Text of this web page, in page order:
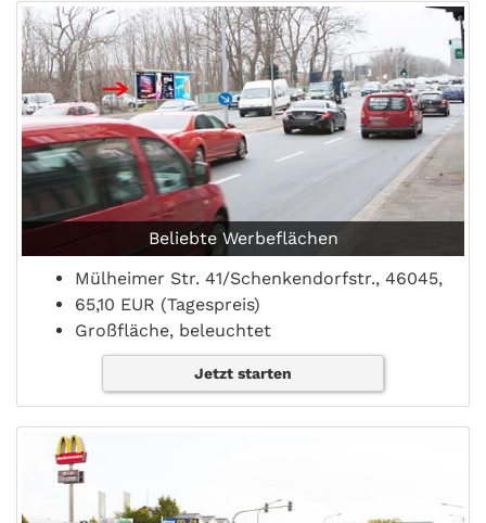
Beliebte Werbeflächen
Mülheimer Str. 41/Schenkendorfstr., 46045,
65,10 EUR (Tagespreis)
Großfläche, beleuchtet
Jetzt starten